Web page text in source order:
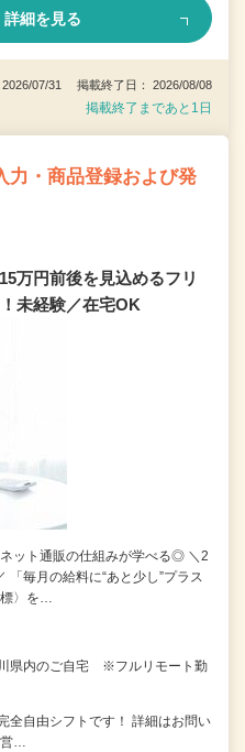
詳細を見る
2026/07/31 掲載終了日： 2026/08/08
掲載終了まであと1日
力・商品登録および発
万円前後を見込めるフリ
未経験／在宅OK
ット通販の仕組みが学べる◎ ＼2
「毎月の給料に“あと少し”プラス
〉を…
県内のご自宅 ※フルリモート勤
全自由シフトです！ 詳細はお問い
営…